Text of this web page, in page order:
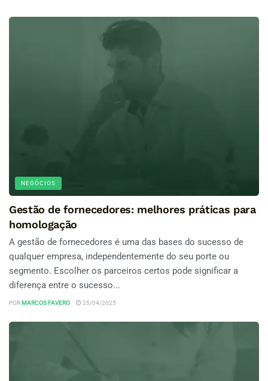
NEGÓCIOS
Gestão de fornecedores: melhores práticas para
homologação
A gestão de fornecedores é uma das bases do sucesso de
qualquer empresa, independentemente do seu porte ou
segmento. Escolher os parceiros certos pode significar a
diferença entre o sucesso...
POR MARCOS FAVERO 25/04/2025